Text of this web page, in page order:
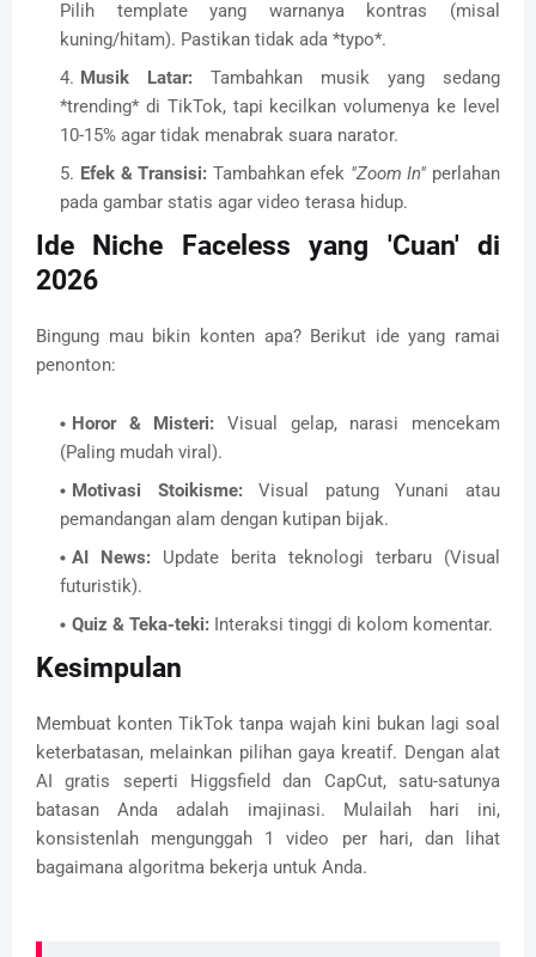
Pilih template yang warnanya kontras (misal
kuning/hitam). Pastikan tidak ada *typo*.
Musik Latar: Tambahkan musik yang sedang
*trending* di TikTok, tapi kecilkan volumenya ke level
10-15% agar tidak menabrak suara narator.
Efek & Transisi: Tambahkan efek "Zoom In" perlahan
pada gambar statis agar video terasa hidup.
Ide Niche Faceless yang 'Cuan' di
2026
Bingung mau bikin konten apa? Berikut ide yang ramai
penonton:
Horor & Misteri: Visual gelap, narasi mencekam
(Paling mudah viral).
Motivasi Stoikisme:Visual patung Yunani atau
pemandangan alam dengan kutipan bijak.
AI News: Update berita teknologi terbaru (Visual
futuristik).
Quiz & Teka-teki: Interaksi tinggi di kolom komentar.
Kesimpulan
Membuat konten TikTok tanpa wajah kini bukan lagi soal
keterbatasan, melainkan pilihan gaya kreatif. Dengan alat
AI gratis seperti Higgsfield dan CapCut, satu-satunya
batasan Anda adalah imajinasi. Mulailah hari ini,
konsistenlah mengunggah 1 video per hari, dan lihat
bagaimana algoritma bekerja untuk Anda.